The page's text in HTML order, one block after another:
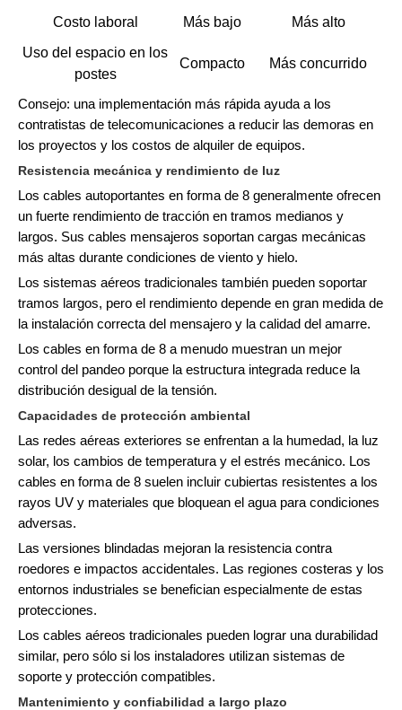
Costo laboral
Más bajo
Más alto
Uso del espacio en los
postes
Compacto Más concurrido
Consejo: una implementación más rápida ayuda a los
contratistas de telecomunicaciones a reducir las demoras en
los proyectos y los costos de alquiler de equipos.
Resistencia mecánica y rendimiento de luz
Los cables autoportantes en forma de 8 generalmente ofrecen
un fuerte rendimiento de tracción en tramos medianos y
largos. Sus cables mensajeros soportan cargas mecánicas
más altas durante condiciones de viento y hielo.
Los sistemas aéreos tradicionales también pueden soportar
tramos largos, pero el rendimiento depende en gran medida de
la instalación correcta del mensajero y la calidad del amarre.
Los cables en forma de 8 a menudo muestran un mejor
control del pandeo porque la estructura integrada reduce la
distribución desigual de la tensión.
Capacidades de protección ambiental
Las redes aéreas exteriores se enfrentan a la humedad, la luz
solar, los cambios de temperatura y el estrés mecánico. Los
cables en forma de 8 suelen incluir cubiertas resistentes a los
rayos UV y materiales que bloquean el agua para condiciones
adversas.
Las versiones blindadas mejoran la resistencia contra
roedores e impactos accidentales. Las regiones costeras y los
entornos industriales se benefician especialmente de estas
protecciones.
Los cables aéreos tradicionales pueden lograr una durabilidad
similar, pero sólo si los instaladores utilizan sistemas de
soporte y protección compatibles.
Mantenimiento y confiabilidad a largo plazo